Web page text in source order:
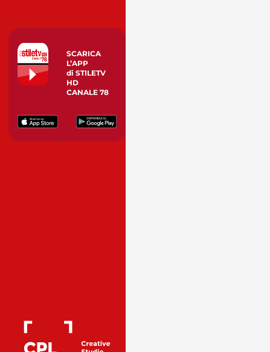
SCARICA
L’APP
di STILETV
HD
CANALE 78